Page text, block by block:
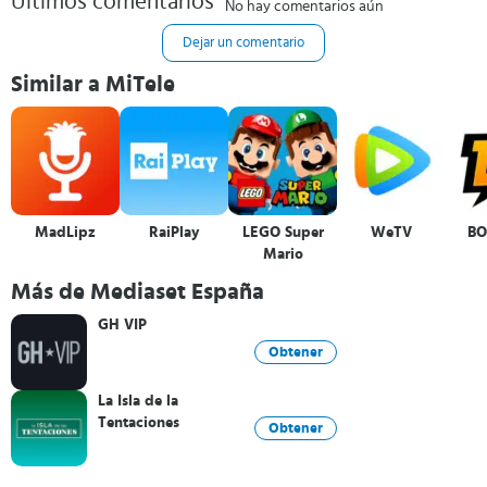
No hay comentarios aún
Dejar un comentario
Similar a MiTele
MadLipz RaiPlay
LEGO Super
Mario
WeTV
Más de Mediaset España
GH VIP
Obtener
La Isla de la
Tentaciones
Obtener